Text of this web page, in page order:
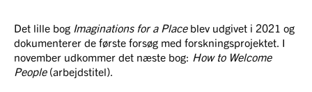
Det lille bog Imaginations for a Placeblev udgivet i 2021 og
dokumenterer de første forsøg med forskningsprojektet. I
november udkommer det næste bog: How to Welcome
People(arbejdstitel).